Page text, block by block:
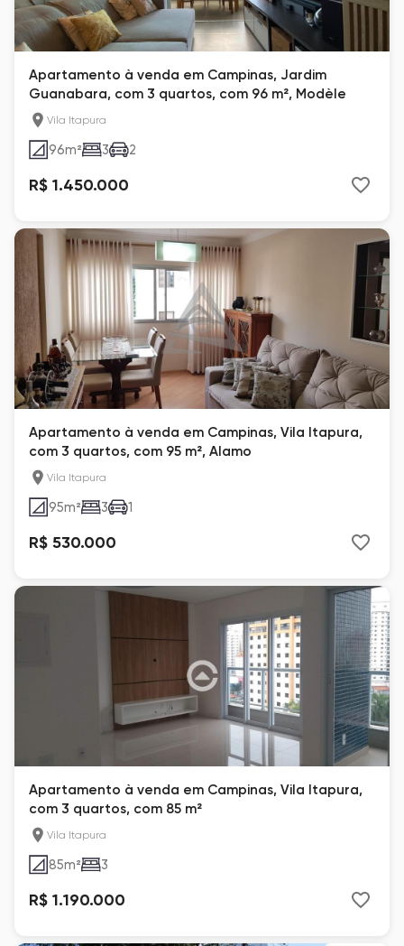
Apartamento à venda em Campinas, Jardim
Guanabara, com 3 quartos, com 96 m², Modèle
Vila Itapura
96m² 3 2
R$ 1.450.000
Apartamento à venda em Campinas, Vila Itapura,
com 3 quartos, com 95 m², Alamo
Vila Itapura
95m² 3 1
R$ 530.000
Apartamento à venda em Campinas, Vila Itapura,
com 3 quartos, com 85 m²
Vila Itapura
85m² 3
R$ 1.190.000